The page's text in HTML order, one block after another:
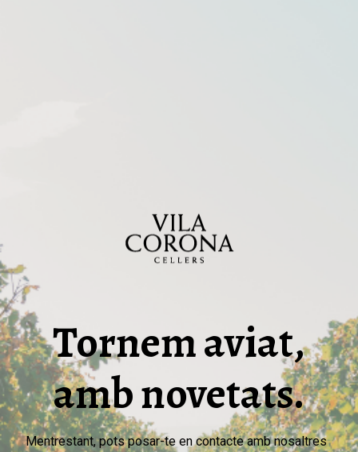
Tornem aviat,
amb novetats.
Mentrestant, pots posar-te en contacte amb nosaltres